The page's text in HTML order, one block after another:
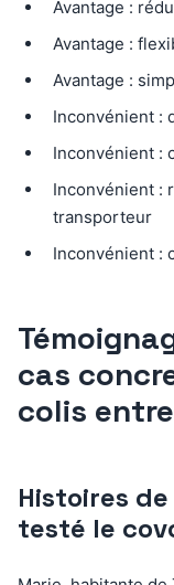
Avantage :
Avantage :
Avantage :
Inconvénient :
Inconvénient :
Inconvénient :
transporteur
Inconvénient :
cas
colis
Histoires
testé le